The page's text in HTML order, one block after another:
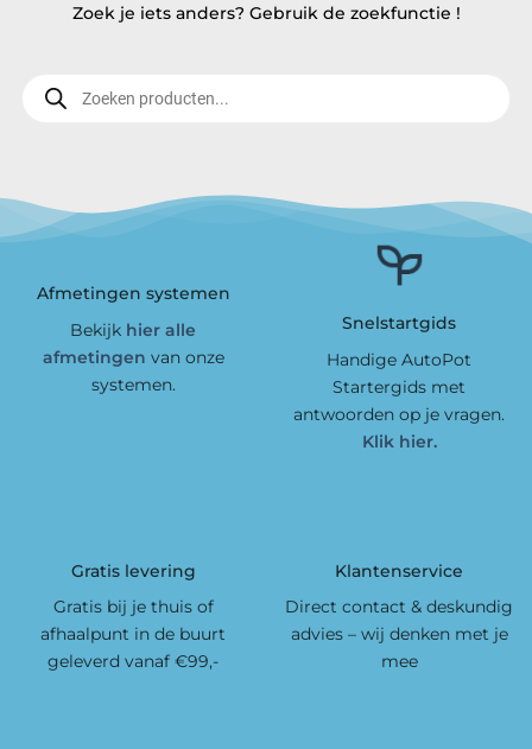
Zoek je iets anders? Gebruik de zoekfunctie !
zoeken
Afmetingen systemen
Bekijk hier alle
afmetingen van onze
systemen.
Snelstartgids
Handige AutoPot
Startergids met
antwoorden op je vragen.
Klik hier.
Gratis levering
Gratis bij je thuis of
afhaalpunt in de buurt
geleverd vanaf €99,-
Klantenservice
Direct contact & deskundig
advies – wij denken met je
mee